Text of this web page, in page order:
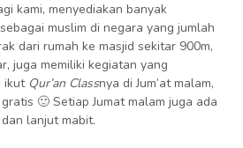
kami, menyediakan banyak
muslim di negara yang jumlah
dari rumah ke masjid sekitar 900m,
juga memiliki kegiatan yang
ikut Qur’an Classnya di Jum’at malam,
🙂 Setiap Jumat malam juga ada
lanjut mabit.